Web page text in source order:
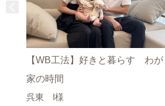
【WB工法】好きと暮らす わが
家の時間
呉東 I様